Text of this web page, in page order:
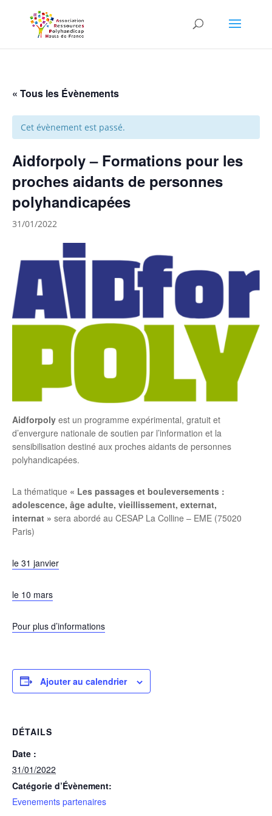
« Tous les Évènements
Cet évènement est passé.
Aidforpoly – Formations pour les
proches aidants de personnes
polyhandicapées
31/01/2022
Aidforpoly est un programme expérimental, gratuit et
d’envergure nationale de soutien par l’information et la
sensibilisation destiné aux proches aidants de personnes
polyhandicapées.
La thématique « Les passages et bouleversements :
adolescence, âge adulte, vieillissement, externat,
internat » sera abordé au CESAP La Colline – EME (75020
Paris)
le 31 janvier
le 10 mars
Pour plus d’informations
Ajouter au calendrier
DÉTAILS
Date :
31/01/2022
Catégorie d’Évènement:
Evenements partenaires